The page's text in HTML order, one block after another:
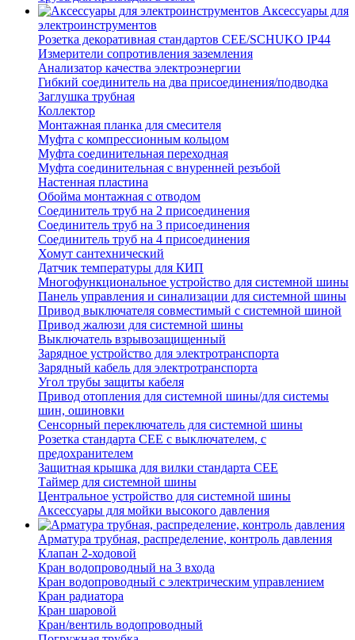
Аксессуары для
электроинструментов
Розетка декоративная стандартов CEE/SCHUKO IP44
Измерители сопротивления заземления
Анализатор качества электроэнергии
Гибкий соединитель на два присоединения/подводка
Заглушка трубная
Коллектор
Монтажная планка для смесителя
Муфта с компрессионным кольцом
Муфта соединительная переходная
Муфта соединительная с внуренней резъбой
Настенная пластина
Обойма монтажная с отводом
Соединитель труб на 2 присоединения
Соединитель труб на 3 присоединения
Соединитель труб на 4 присоединения
Хомут сантехнический
Датчик температуры для КИП
Многофункциональное устройство для системной шины
Панель управления и синализации для системной шины
Привод выключателя совместимый с системной шиной
Привод жалюзи для системной шины
Выключатель взрывозащищенный
Зарядное устройство для электротранспорта
Зарядный кабель для электротранспорта
Угол трубы защиты кабеля
Привод отопления для системной шины/для системы
шин, ошиновки
Сенсорный переключатель для системной шины
Розетка стандарта СЕЕ с выключателем, с
предохранителем
Защитная крышка для вилки стандарта CEE
Таймер для системной шины
Центральное устройство для системной шины
Аксессуары для мойки высокого давления
Арматура трубная, распределение, контроль давления
Клапан 2-ходовой
Кран водопроводный на 3 входа
Кран водопроводный с электрическим управлением
Кран радиатора
Кран шаровой
Кран/вентиль водопроводный